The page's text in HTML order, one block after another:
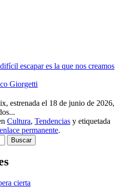
escapar es la que nos creamos
Giorgetti
estrenada el 18 de junio de 2026,
Cultura, Tendencias y etiquetada
enlace permanente.
cierta